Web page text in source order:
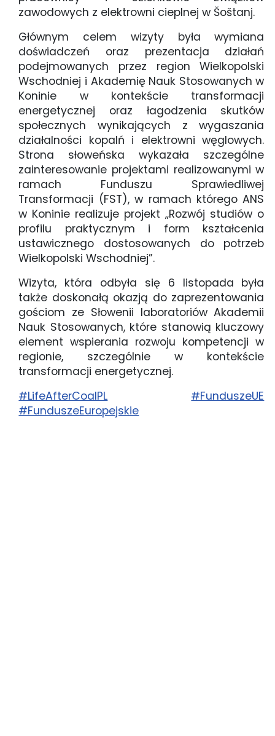
zawodowych z elektrowni cieplnej w Šoštanj.
Głównym celem wizyty była wymiana
doświadczeń oraz prezentacja działań
podejmowanych przez region Wielkopolski
Wschodniej i Akademię Nauk Stosowanych w
Koninie w kontekście transformacji
energetycznej oraz łagodzenia skutków
społecznych wynikających z wygaszania
działalności kopalń i elektrowni węglowych.
Strona słoweńska wykazała szczególne
zainteresowanie projektami realizowanymi w
ramach Funduszu Sprawiedliwej
Transformacji (FST), w ramach którego ANS
w Koninie realizuje projekt „Rozwój studiów o
profilu praktycznym i form kształcenia
ustawicznego dostosowanych do potrzeb
Wielkopolski Wschodniej”.
Wizyta, która odbyła się 6 listopada była
także doskonałą okazją do zaprezentowania
gościom ze Słowenii laboratoriów Akademii
Nauk Stosowanych, które stanowią kluczowy
element wspierania rozwoju kompetencji w
regionie, szczególnie w kontekście
transformacji energetycznej.
#LifeAfterCoalPL
#FunduszeUE
#FunduszeEuropejskie